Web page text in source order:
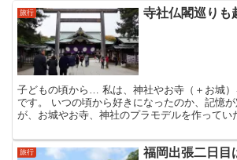
旅行 寺社仏閣巡りも
子どもの頃から… 私は、神社やお寺（＋お城）
です。 いつの頃から好きになったのか、記憶
が、お城やお寺、神社のプラモデルを作ってい
旅行
福岡出張二日目